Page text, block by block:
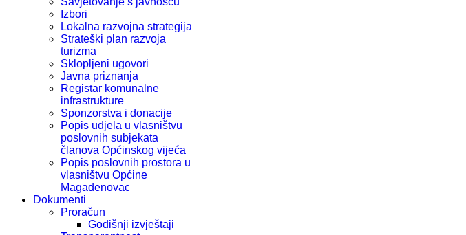
Izbori
Lokalna razvojna strategija
Strateški plan razvoja
turizma
Sklopljeni ugovori
Javna priznanja
Registar komunalne
infrastrukture
Sponzorstva i donacije
Popis udjela u vlasništvu
poslovnih subjekata
članova Općinskog vijeća
Popis poslovnih prostora u
vlasništvu Općine
Magadenovac
Dokumenti
Proračun
Godišnji izvještaji